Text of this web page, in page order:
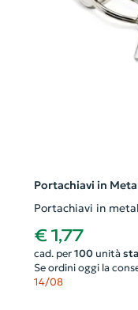
Portachiavi in
Portachiavi in
€ 1,77
cad. per 100unità
Se ordini oggi la
14/08